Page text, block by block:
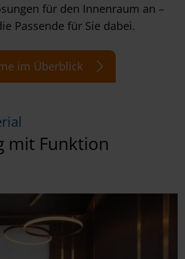
für den Innenraum an –
Passende für Sie dabei.
im Überblick
mit Funktion